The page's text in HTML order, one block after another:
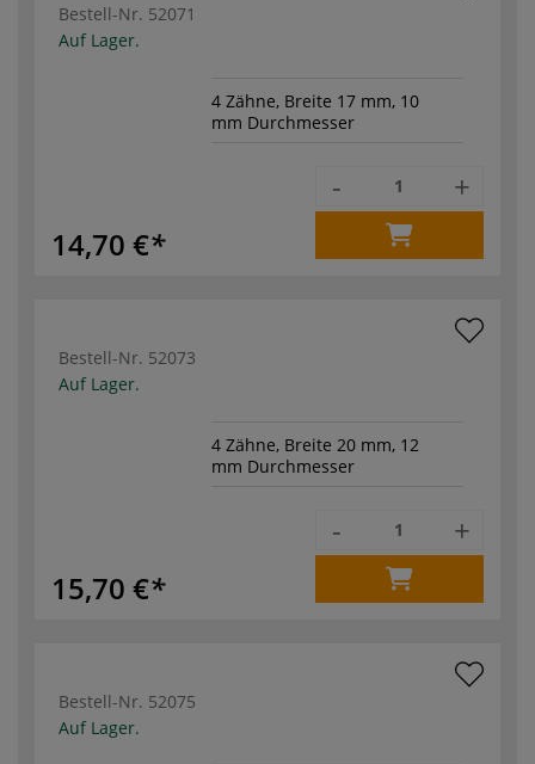
Bestell-Nr. 52071
Auf Lager.
4 Zähne, Breite 17 mm, 10
mm Durchmesser
14,70 €
- +
Bestell-Nr. 52073
Auf Lager.
4 Zähne, Breite 20 mm, 12
mm Durchmesser
15,70 €
- +
Bestell-Nr. 52075
Auf Lager.